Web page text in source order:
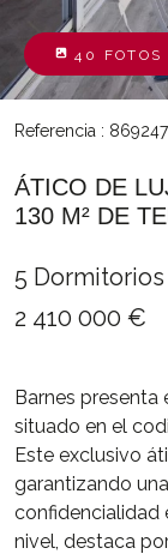
40 FOTOS
Referencia :
ÁTICO DE
130 M² DE
5 Dormitorios
2 410 000 €
Barnes presenta
situado en el
Este exclusivo
garantizando
confidencialidad
nivel, destaca